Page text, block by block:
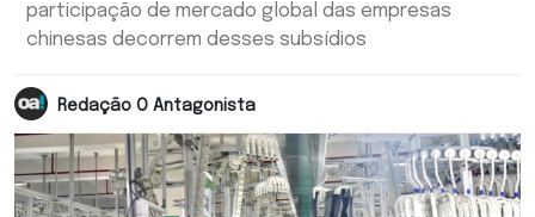
participação de mercado global das empresas
chinesas decorrem desses subsídios
Redação O Antagonista